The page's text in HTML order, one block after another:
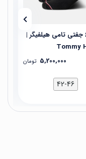
جوراب ۶ جفتی تامی هیلفیگر |
Tommy
5,200,000 تومان
42-46